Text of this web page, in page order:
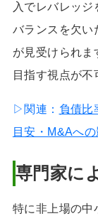
入でレバレッ
バランスを欠い
が見受けられま
目指す視点が不
▷関連： 負債比
目安・M&Aへ
専門家に
特に非上場の中